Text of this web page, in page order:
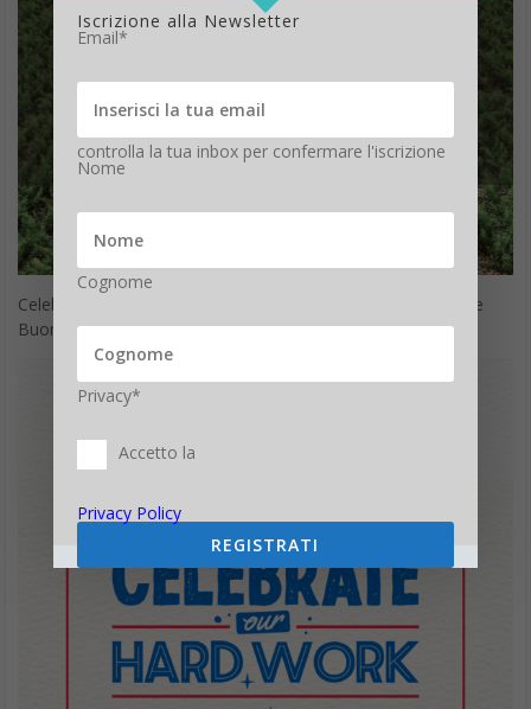
Celebriamo tutti la festa dei lavoratori, con questa immagine
Buon 1° Maggio che è una chiamata all’azione.
Iscrizione alla Newsletter
Email*
controlla la tua inbox per confermare l'iscrizione
Nome
Cognome
Privacy*
Accetto la
Privacy Policy
REGISTRATI